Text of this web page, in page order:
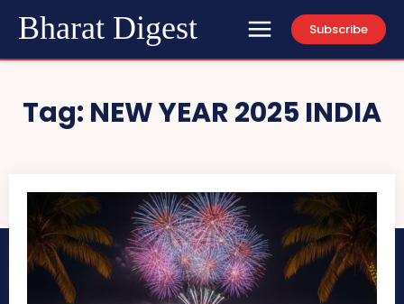
Bharat Digest Subscribe
Tag: NEW YEAR 2025 INDIA